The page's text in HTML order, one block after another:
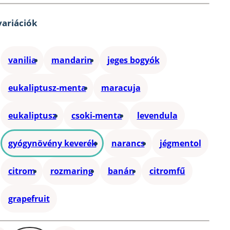
vanilia mandarin jeges bogyók
eukaliptusz-menta maracuja
eukaliptusz csoki-menta levendula
gyógynövény keverék narancs jégmentol
citrom rozmaring banán citromfű
grapefruit